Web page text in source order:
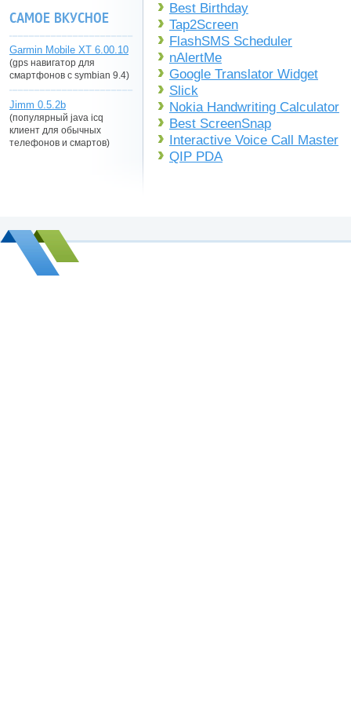
Best Birthday
Tap2Screen
FlashSMS Scheduler
nAlertMe
Google Translator Widget
Slick
Nokia Handwriting Calculator
Best ScreenSnap
Interactive Voice Call Master
QIP PDA
САМОЕ ВКУСНОЕ
Garmin Mobile XT 6.00.10
(gps навигатор для
смартфонов с symbian 9.4)
Jimm 0.5.2b
(популярный java icq
клиент для обычных
телефонов и смартов)